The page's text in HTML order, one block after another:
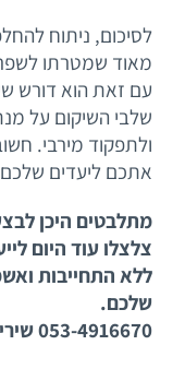
לסיכום, ניתוח
מאוד שמטרתו
עם זאת הוא דורש
שלבי השיקום על
ולתפקוד מירבי.
אתכם ליעדים
מתלבטים היכן
צלצלו עוד היום
ללא התחייבות
שלכם.
053-4916670 שירי צ'רבוננקו אילוז.